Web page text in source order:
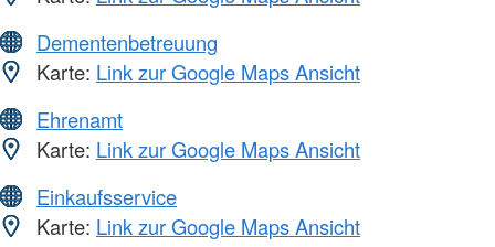
Dementenbetreuung
Karte: Link zur Google Maps Ansicht
Ehrenamt
Karte: Link zur Google Maps Ansicht
Einkaufsservice
Karte: Link zur Google Maps Ansicht